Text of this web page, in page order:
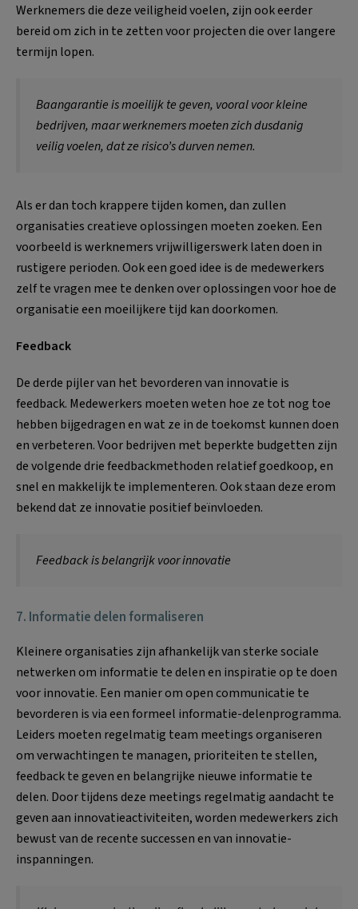
Werknemers die deze veiligheid voelen, zijn ook eerder
bereid om zich in te zetten voor projecten die over langere
termijn lopen.
Baangarantie is moeilijk te geven, vooral voor kleine
bedrijven, maar werknemers moeten zich dusdanig
veilig voelen, dat ze risico’s durven nemen.
Als er dan toch krappere tijden komen, dan zullen
organisaties creatieve oplossingen moeten zoeken. Een
voorbeeld is werknemers vrijwilligerswerk laten doen in
rustigere perioden. Ook een goed idee is de medewerkers
zelf te vragen mee te denken over oplossingen voor hoe de
organisatie een moeilijkere tijd kan doorkomen.
Feedback
De derde pijler van het bevorderen van innovatie is
feedback. Medewerkers moeten weten hoe ze tot nog toe
hebben bijgedragen en wat ze in de toekomst kunnen doen
en verbeteren. Voor bedrijven met beperkte budgetten zijn
de volgende drie feedbackmethoden relatief goedkoop, en
snel en makkelijk te implementeren. Ook staan deze erom
bekend dat ze innovatie positief beïnvloeden.
Feedback is belangrijk voor innovatie
7. Informatie delen formaliseren
Kleinere organisaties zijn afhankelijk van sterke sociale
netwerken om informatie te delen en inspiratie op te doen
voor innovatie. Een manier om open communicatie te
bevorderen is via een formeel informatie-delenprogramma.
Leiders moeten regelmatig team meetings organiseren
om verwachtingen te managen, prioriteiten te stellen,
feedback te geven en belangrijke nieuwe informatie te
delen. Door tijdens deze meetings regelmatig aandacht te
geven aan innovatieactiviteiten, worden medewerkers zich
bewust van de recente successen en van innovatie-
inspanningen.